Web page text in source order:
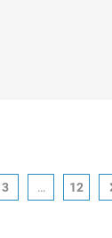
3 … 12